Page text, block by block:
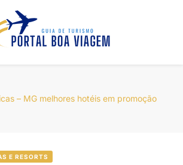
– MG melhores hotéis em promoção
E RESORTS